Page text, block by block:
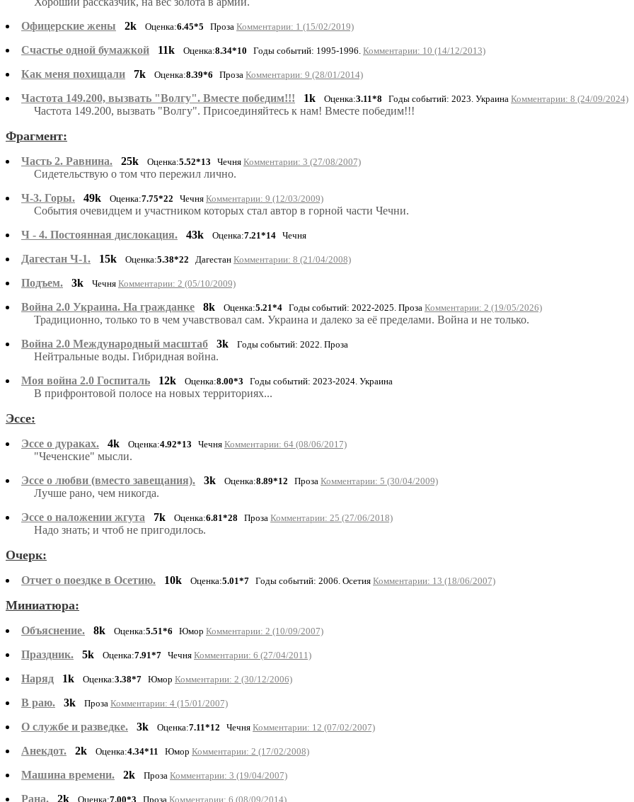
Офицерские жены
2k Оценка:6.45*5 Проза Комментарии: 1 (15/02/2019)
Счастье одной бумажкой 11k Оценка:8.34*10 Годы событий: 1995-1996. Комментарии: 10 (14/12/2013)
Как меня похищали 7k Оценка:8.39*6 Проза Комментарии: 9 (28/01/2014)
Частота 149.200, вызвать "Волгу". Вместе победим!!! 1k Оценка:3.11*8 Годы событий: 2023. Украина Комментарии: 8 (24/09/2024)
Частота 149.200, вызвать "Волгу". Присоединяйтесь к нам! Вместе победим!!!
Фрагмент:
Часть 2. Равнина. 25k Оценка:5.52*13 Чечня Комментарии: 3 (27/08/2007)
Сидетельствую о том что пережил лично.
Ч-3. Горы.
49k Оценка:7.75*22 Чечня Комментарии: 9 (12/03/2009)
События очевидцем и участником которых стал автор в горной части Чечни.
Ч - 4. Постоянная дислокация.
43k Оценка:7.21*14 Чечня
Дагестан Ч-1. 15k Оценка:5.38*22 Дагестан Комментарии: 8 (21/04/2008)
Подъем. 3k Чечня Комментарии: 2 (05/10/2009)
Война 2.0 Украина. На гражданке 8k Оценка:5.21*4 Годы событий: 2022-2025. Проза Комментарии: 2 (19/05/2026)
Традиционно, только то в чем учавствовал сам. Украина и далеко за её пределами. Война и не только.
Война 2.0 Международный масштаб
3k Годы событий: 2022. Проза
Нейтральные воды. Гибридная война.
Моя война 2.0 Госпиталь
12k Оценка:8.00*3 Годы событий: 2023-2024. Украина
В прифронтовой полосе на новых территориях...
Эссе:
Эссе о дураках. 4k Оценка:4.92*13 Чечня Комментарии: 64 (08/06/2017)
"Чеченские" мысли.
Эссе о любви (вместо завещания).
3k Оценка:8.89*12 Проза Комментарии: 5 (30/04/2009)
Лучше рано, чем никогда.
Эссе о наложении жгута
7k Оценка:6.81*28 Проза Комментарии: 25 (27/06/2018)
Надо знать; и чтоб не пригодилось.
Очерк:
Отчет о поездке в Осетию. 10k Оценка:5.01*7 Годы событий: 2006. Осетия Комментарии: 13 (18/06/2007)
Миниатюра:
Объяснение. 8k Оценка:5.51*6 Юмор Комментарии: 2 (10/09/2007)
Праздник. 5k Оценка:7.91*7 Чечня Комментарии: 6 (27/04/2011)
Наряд 1k Оценка:3.38*7 Юмор Комментарии: 2 (30/12/2006)
В раю. 3k Проза Комментарии: 4 (15/01/2007)
О службе и разведке. 3k Оценка:7.11*12 Чечня Комментарии: 12 (07/02/2007)
Анекдот. 2k Оценка:4.34*11 Юмор Комментарии: 2 (17/02/2008)
Машина времени. 2k Проза Комментарии: 3 (19/04/2007)
Рана. 2k Оценка:7.00*3 Проза Комментарии: 6 (08/09/2014)